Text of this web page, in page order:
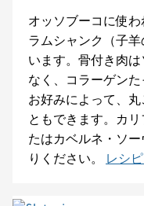
オッソブーコに使
ラムシャンク（子
います。骨付き肉
なく、コラーゲンた
お好みによって、
ともできます。カ
たはカベルネ・ソ
りください。
レシ